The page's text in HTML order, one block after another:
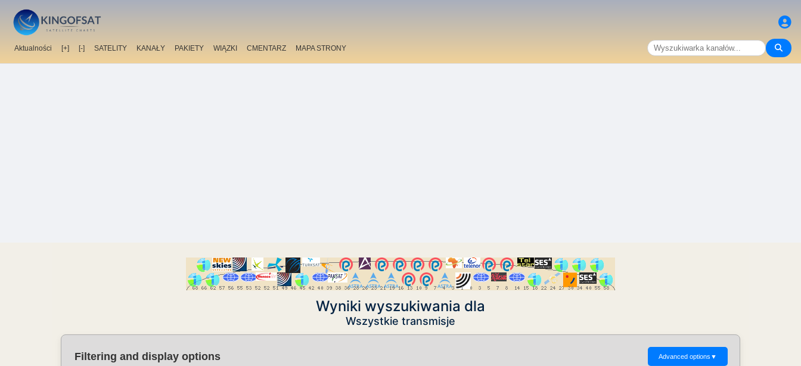
Aktualności [+] [-] SATELITY KANAŁY PAKIETY WIĄZKI CMENTARZ MAPA STRONY
Wyniki wyszukiwania dla
Wszystkie transmisje
Filtering and display options Advanced options ▼